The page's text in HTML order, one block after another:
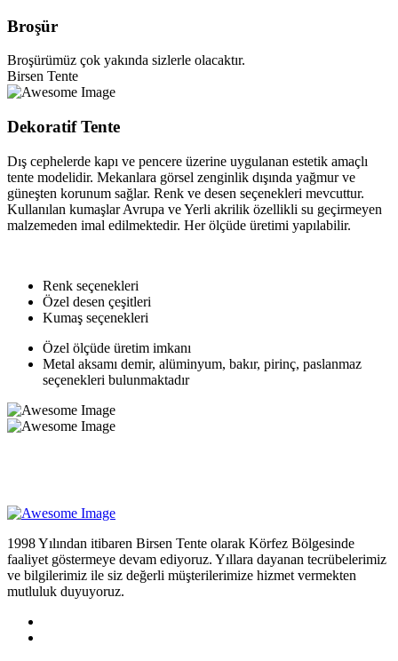
Broşür
Broşürümüz çok yakında sizlerle olacaktır.
Birsen Tente
Dekoratif Tente
Dış cephelerde kapı ve pencere üzerine uygulanan estetik amaçlı
tente modelidir. Mekanlara görsel zenginlik dışında yağmur ve
güneşten korunum sağlar. Renk ve desen seçenekleri mevcuttur.
Kullanılan kumaşlar Avrupa ve Yerli akrilik özellikli su geçirmeyen
malzemeden imal edilmektedir. Her ölçüde üretimi yapılabilir.
Renk seçenekleri
Özel desen çeşitleri
Kumaş seçenekleri
Özel ölçüde üretim imkanı
Metal aksamı demir, alüminyum, bakır, pirinç, paslanmaz
seçenekleri bulunmaktadır
1998 Yılından itibaren Birsen Tente olarak Körfez Bölgesinde
faaliyet göstermeye devam ediyoruz. Yıllara dayanan tecrübelerimiz
ve bilgilerimiz ile siz değerli müşterilerimize hizmet vermekten
mutluluk duyuyoruz.